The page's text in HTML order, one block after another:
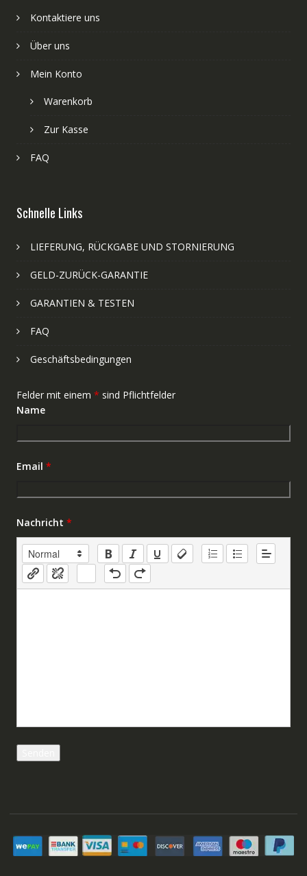
Kontaktiere uns
Über uns
Mein Konto
Warenkorb
Zur Kasse
FAQ
Schnelle Links
LIEFERUNG, RÜCKGABE UND STORNIERUNG
GELD-ZURÜCK-GARANTIE
GARANTIEN & TESTEN
FAQ
Geschäftsbedingungen
Felder mit einem * sind Pflichtfelder
Name
Email *
Nachricht *